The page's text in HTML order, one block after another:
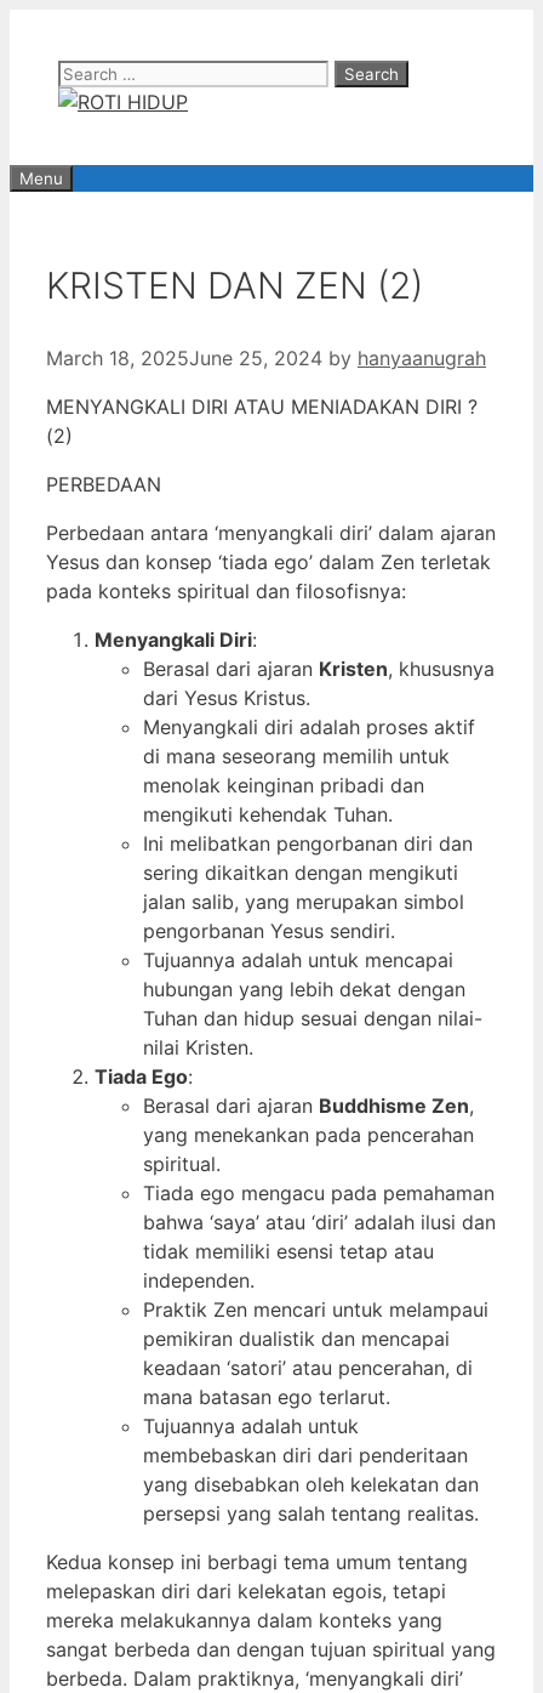
contentSearch
for:
Menu
KRISTEN DAN ZEN (2)
March 18, 2025June 25, 2024 by hanyaanugrah
MENYANGKALI DIRI ATAU MENIADAKAN DIRI ?
(2)
PERBEDAAN
Perbedaan antara ‘menyangkali diri’ dalam ajaran
Yesus dan konsep ‘tiada ego’ dalam Zen terletak
pada konteks spiritual dan filosofisnya:
Menyangkali Diri:
Berasal dari ajaran Kristen, khususnya
dari Yesus Kristus.
Menyangkali diri adalah proses aktif
di mana seseorang memilih untuk
menolak keinginan pribadi dan
mengikuti kehendak Tuhan.
Ini melibatkan pengorbanan diri dan
sering dikaitkan dengan mengikuti
jalan salib, yang merupakan simbol
pengorbanan Yesus sendiri.
Tujuannya adalah untuk mencapai
hubungan yang lebih dekat dengan
Tuhan dan hidup sesuai dengan nilai-
nilai Kristen.
Tiada Ego:
Berasal dari ajaran Buddhisme Zen,
yang menekankan pada pencerahan
spiritual.
Tiada ego mengacu pada pemahaman
bahwa ‘saya’ atau ‘diri’ adalah ilusi dan
tidak memiliki esensi tetap atau
independen.
Praktik Zen mencari untuk melampaui
pemikiran dualistik dan mencapai
keadaan ‘satori’ atau pencerahan, di
mana batasan ego terlarut.
Tujuannya adalah untuk
membebaskan diri dari penderitaan
yang disebabkan oleh kelekatan dan
persepsi yang salah tentang realitas.
Kedua konsep ini berbagi tema umum tentang
melepaskan diri dari kelekatan egois, tetapi
mereka melakukannya dalam konteks yang
sangat berbeda dan dengan tujuan spiritual yang
berbeda. Dalam praktiknya, ‘menyangkali diri’